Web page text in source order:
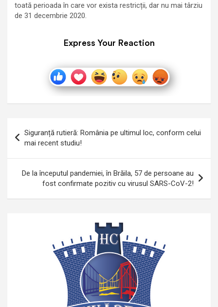
toată perioada în care vor exista restricții, dar nu mai târziu
de 31 decembrie 2020.
Express Your Reaction
în
articole
Siguranță rutieră: România pe ultimul loc, conform celui
mai recent studiu!
De la începutul pandemiei, în Brăila, 57 de persoane au
fost confirmate pozitiv cu virusul SARS-CoV-2!